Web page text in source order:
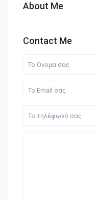
About Me
Contact Me